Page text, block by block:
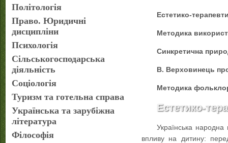
Політологія
Право. Юридичні
дисципліни
Психологія
Сільськогосподарська
діяльність
Соціологія
Туризм та готельна справа
Українська та зарубіжна
література
Філософія
Естетико-
Методика
Синкретична
В. Верховинець
Методика
Естетико-
Українська
впливу на дитину: